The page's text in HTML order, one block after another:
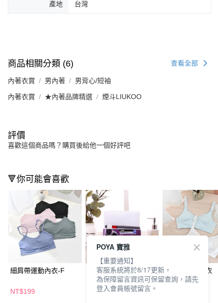
產地 台灣
商品相關分類 (6) 查看全部
內著衣賞 男內著 男背心/短袖
內著衣賞 ★內著品牌精選 煙斗LIUKOO
評價
喜歡這個商品嗎？購買後給他一個好評吧
🔻你可能會喜歡
細肩帶運動內衣-F
NT$199
機能運動洗衣袋-排汗
衫40*50
NT$99
無鋼絲排汗胸衣
POYA 寶雅
【重要通知】
客服系統將於8/17更新，
為保障留言資訊可保留查詢，請先
登入會員帳號留言。